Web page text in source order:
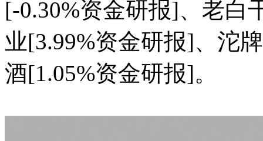
[-0.30%资金研报]、老白
业[3.99%资金研报]、沱
酒[1.05%资金研报]。